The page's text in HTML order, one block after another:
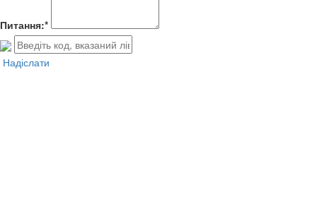
Питання:*
Надіслати